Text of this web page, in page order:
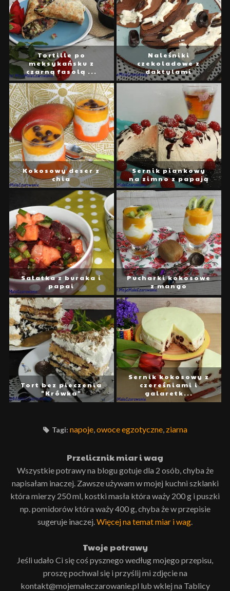
Tortille po
meksykańsku z
czarną fasolą ...
Naleśniki
czekoladowe z
daktylami
Kokosowy deser z
chia
Sernik piankowy
na zimno z papają
Sałatka z buraka i
papai
Pucharki kokosowe
z mango
Tort bez pieczenia
"Krówka"
Sernik kokosowy z
czereśniami i
galaretk...
Tagi: napoje, owoce egzotyczne, ziarna
Przelicznik miar i wag
Wszystkie potrawy na blogu gotuje dla 2 osób, chyba że
napisałam inaczej. Zawsze używam w mojej kuchni szklanki
która mierzy 250 ml, kostki masła która waży 200 g i puszki
np. pomidorów która waży 400 g, chyba że w przepisie
sugeruje inaczej. Więcej na temat miar i wag
Twoje potrawy
Jeśli udało Ci się coś pysznego według mojego przepisu,
proszę pochwal się i przyślij mi zdjęcie na
kontakt@mojemaleczarowanie.pl lub wklej na Tablicy